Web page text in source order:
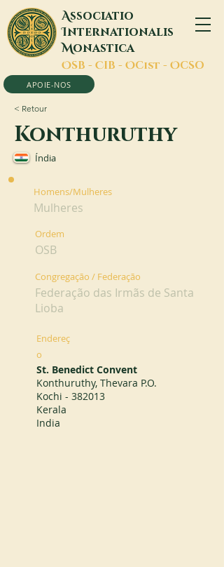
Associatio
Internationalis
Monastica
OSB - CIB - OCist - OCSO
APOIE-NOS
< Retour
Konthuruthy
Índia
Homens/Mulheres
Mulheres
Ordem
OSB
Congregação / Federação
Federação das Irmãs de Santa
Lioba
Endereç
o
St. Benedict Convent
Konthuruthy, Thevara P.O.
Kochi - 382013
Kerala
India